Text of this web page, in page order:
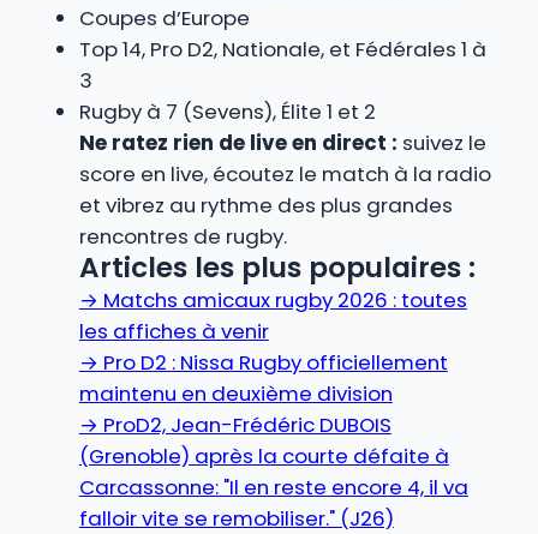
Coupes d’Europe
Top 14, Pro D2, Nationale, et Fédérales 1 à
3
Rugby à 7 (Sevens), Élite 1 et 2
Ne ratez rien de live en direct : suivez le
score en live, écoutez le match à la radio
et vibrez au rythme des plus grandes
rencontres de rugby.
Articles les plus populaires :
→ Matchs amicaux rugby 2026 : toutes
les affiches à venir
→ Pro D2 : Nissa Rugby officiellement
maintenu en deuxième division
→ ProD2, Jean-Frédéric DUBOIS
(Grenoble) après la courte défaite à
Carcassonne: "Il en reste encore 4, il va
falloir vite se remobiliser." (J26)